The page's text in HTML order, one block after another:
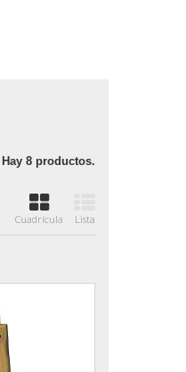
Hay 8 productos.
Cuadrícula Lista